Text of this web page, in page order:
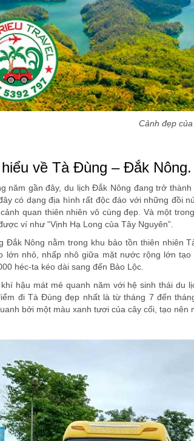
Cảnh đẹp
về Tà Đùng – Đắk Nông.
năm gần đây, du lịch Đắk Nông đang trở
có dạng địa hình rất độc đáo với những đồi
quan thiên nhiên vô cùng đẹp. Và một
ví như “Vịnh Hạ Long của Tây Nguyên”.
Đắk Nông nằm trong khu bảo tồn thiên nhiên
lớn nhỏ, nhấp nhô giữa mặt nước rộng lớn
héc-ta kéo dài sang đến Bảo Lộc.
hậu mát mẻ quanh năm với hệ sinh thái du
đi Tà Đùng đẹp nhất là từ tháng 7 đến
bởi một màu xanh tươi của cây cối, tạo nên